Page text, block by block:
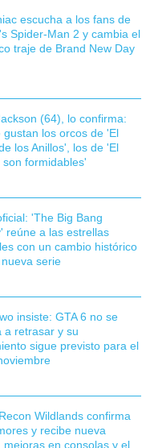
escucha a los fans de
Spider-Man 2 y cambia el
traje de Brand New Day
(64), lo confirma:
gustan los orcos de 'El
los Anillos', los de 'El
son formidables'
'The Big Bang
reúne a las estrellas
con un cambio histórico
serie
insiste: GTA 6 no se
a retrasar y su
sigue previsto para el
Wildlands confirma
y recibe nueva
mejoras en consolas y el